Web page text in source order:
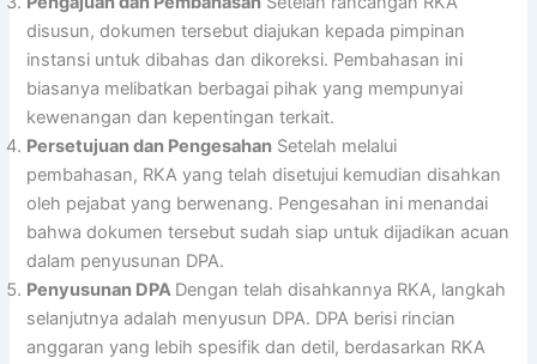
disusun, dokumen tersebut diajukan kepada pimpinan
instansi untuk dibahas dan dikoreksi. Pembahasan ini
biasanya melibatkan berbagai pihak yang mempunyai
kewenangan dan kepentingan terkait.
Persetujuan dan Pengesahan Setelah melalui
pembahasan, RKA yang telah disetujui kemudian disahkan
oleh pejabat yang berwenang. Pengesahan ini menandai
bahwa dokumen tersebut sudah siap untuk dijadikan acuan
dalam penyusunan DPA.
Penyusunan DPA Dengan telah disahkannya RKA, langkah
selanjutnya adalah menyusun DPA. DPA berisi rincian
anggaran yang lebih spesifik dan detil, berdasarkan RKA